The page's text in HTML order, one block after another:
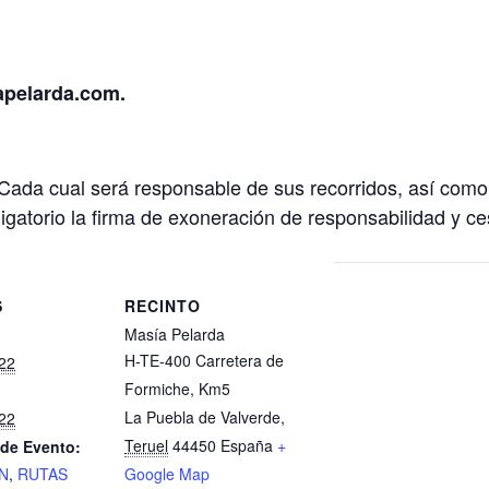
cual será responsable de sus recorridos, así
la firma de exoneración de responsabilidad y
Evento:
, RUTAS
RECINTO
Masía Pelarda
H-TE-400 Carretera de
Formiche, Km5
La Puebla de Valverde,
Teruel 44450 España +
Google Map